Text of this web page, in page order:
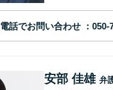
電話でお問い合わせ
安部 佳雄 弁